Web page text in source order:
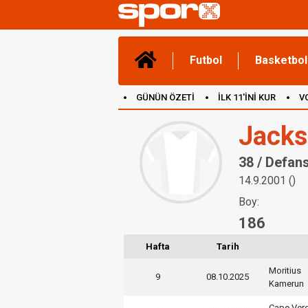
Futbol Basketbol
GÜNÜN ÖZETİ İLK 11'İNİ KUR
38 /
14.9.2001 ()
Boy:
186
Hafta Tarih
9 08.10.2025
Moritius
Kamerun